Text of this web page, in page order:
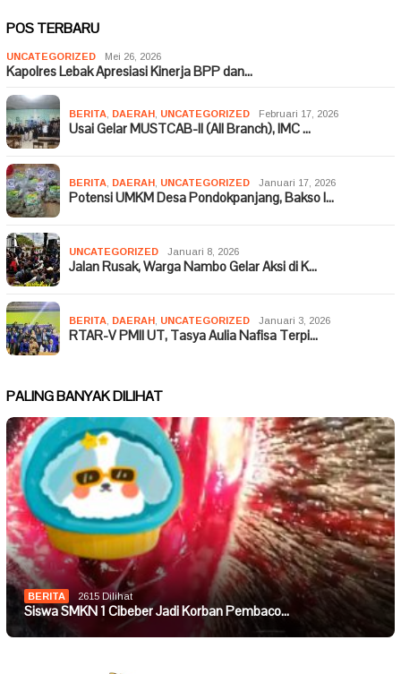
POS TERBARU
UNCATEGORIZED Mei 26, 2026
Kapolres Lebak Apresiasi Kinerja BPP dan…
BERITA DAERAH UNCATEGORIZED Februari 17, 2026
Usai Gelar MUSTCAB-II (All Branch), IMC …
BERITA DAERAH UNCATEGORIZED Januari 17, 2026
Potensi UMKM Desa Pondokpanjang, Bakso I…
UNCATEGORIZED Januari 8, 2026
Jalan Rusak, Warga Nambo Gelar Aksi di K…
BERITA DAERAH UNCATEGORIZED Januari 3, 2026
RTAR-V PMII UT, Tasya Aulia Nafisa Terpi…
PALING BANYAK DILIHAT
BERITA 2615 Dilihat
Siswa SMKN 1 Cibeber Jadi Korban Pembaco…